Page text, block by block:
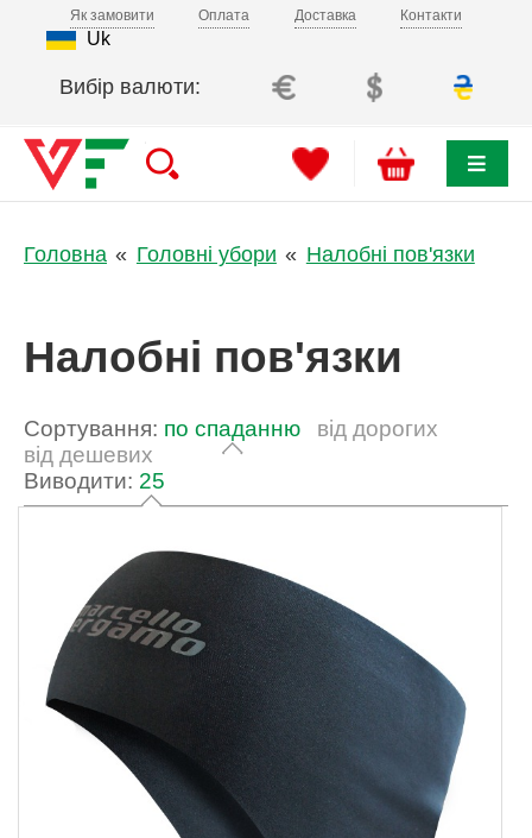
Як замовити Оплата Доставка Контакти
Uk
Вибір валюти:
Головна Головні убори Налобні пов'язки
Налобні пов'язки
Сортування: по спаданню
від дорогих
від дешевих
Виводити: 25